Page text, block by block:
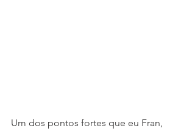
Um dos pontos fortes que eu Fran,